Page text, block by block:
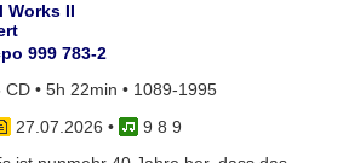
Works II
999 783-2
CD • 5h 22min • 1089-1995
27.07.2026 •
9 8 9